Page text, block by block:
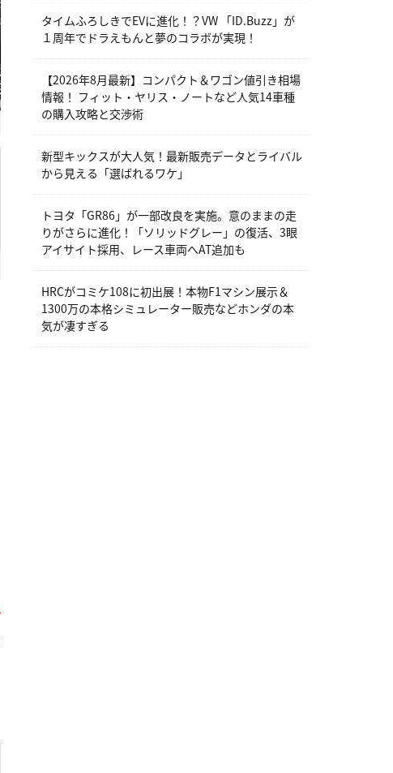
タイムふろしきでEVに進化！？VW 「ID.Buzz」が
１周年でドラえもんと夢のコラボが実現！
【2026年8月最新】コンパクト＆ワゴン値引き相場
情報！ フィット・ヤリス・ノートなど人気14車種
の購入攻略と交渉術
新型キックスが大人気！最新販売データとライバル
から見える「選ばれるワケ」
トヨタ「GR86」が一部改良を実施。意のままの走
りがさらに進化！「ソリッドグレー」の復活、3眼
アイサイト採用、レース車両へAT追加も
HRCがコミケ108に初出展！本物F1マシン展示＆
1300万の本格シミュレーター販売などホンダの本
気が凄すぎる